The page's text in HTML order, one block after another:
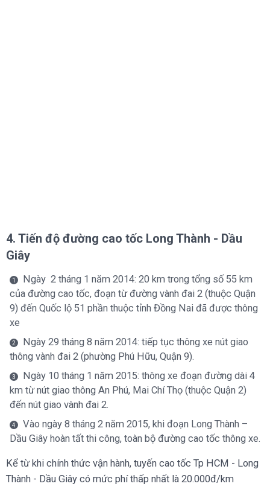
4. Tiến độ đường cao tốc Long Thành - Dầu
Giây
Ngày 2 tháng 1 năm 2014: 20 km trong tổng số 55 km
của đường cao tốc, đoạn từ đường vành đai 2 (thuộc Quận
9) đến Quốc lộ 51 phần thuộc tỉnh Đồng Nai đã được thông
xe
Ngày 29 tháng 8 năm 2014: tiếp tục thông xe nút giao
thông vành đai 2 (phường Phú Hữu, Quận 9).
Ngày 10 tháng 1 năm 2015: thông xe đoạn đường dài 4
km từ nút giao thông An Phú, Mai Chí Thọ (thuộc Quận 2)
đến nút giao vành đai 2.
Vào ngày 8 tháng 2 năm 2015, khi đoạn Long Thành –
Dầu Giây hoàn tất thi công, toàn bộ đường cao tốc thông xe.
Kể từ khi chính thức vận hành, tuyến cao tốc Tp HCM - Long
Thành - Dầu Giây có mức phí thấp nhất là 20.000đ/km